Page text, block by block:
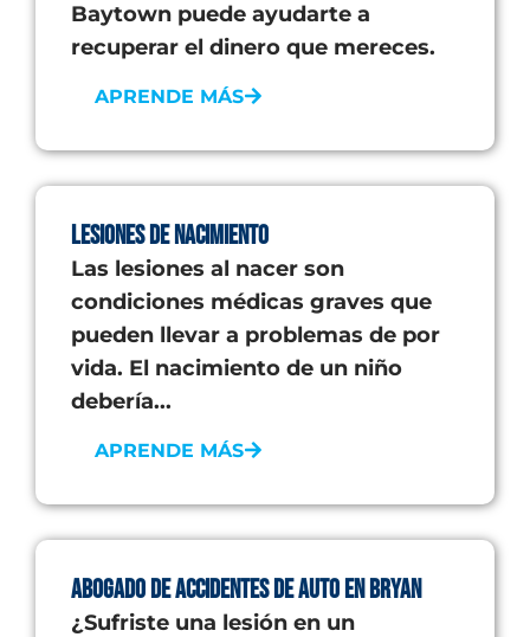
Baytown puede ayudarte a
recuperar el dinero que mereces.
APRENDE MÁS
Lesiones de Nacimiento
Las lesiones al nacer son
condiciones médicas graves que
pueden llevar a problemas de por
vida. El nacimiento de un niño
debería...
APRENDE MÁS
Abogado de Accidentes de auto en Bryan
¿Sufriste una lesión en un